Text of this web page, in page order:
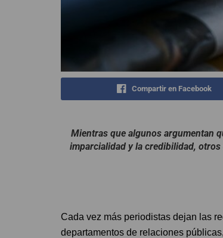
Compartir en Facebook
Mientras que algunos argumentan
imparcialidad y la credibilidad,
Cada vez más periodistas dejan las
departamentos de relaciones